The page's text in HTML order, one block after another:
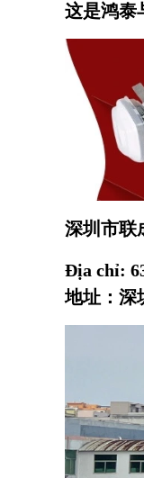
这是鸿泰
深圳市联
Địa chỉ:
地址：深